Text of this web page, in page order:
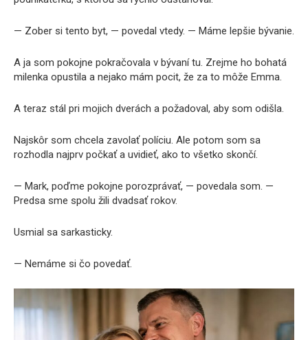
— Zober si tento byt, — povedal vtedy. — Máme lepšie bývanie.
A ja som pokojne pokračovala v bývaní tu. Zrejme ho bohatá
milenka opustila a nejako mám pocit, že za to môže Emma.
A teraz stál pri mojich dverách a požadoval, aby som odišla.
Najskôr som chcela zavolať políciu. Ale potom som sa
rozhodla najprv počkať a uvidieť, ako to všetko skončí.
— Mark, poďme pokojne porozprávať, — povedala som. —
Predsa sme spolu žili dvadsať rokov.
Usmial sa sarkasticky.
— Nemáme si čo povedať.